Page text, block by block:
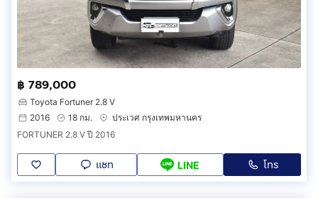
฿ 789,000
Toyota Fortuner 2.8 V
2016
18 กม.
ประเวศ กรุงเทพมหานคร
FORTUNER 2.8 V ปี 2016
แชท LINE โทร